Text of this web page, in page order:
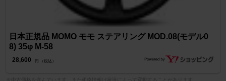
日本正規品 MOMO モモ ステアリング MOD.08(モデル0
8) 35φ M-58
28,600 円 （税込）